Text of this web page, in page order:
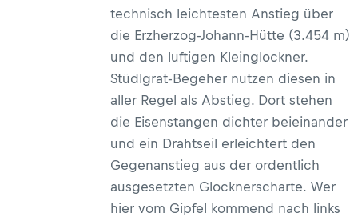
technisch leichtesten Anstieg über
die Erzherzog-Johann-Hütte (3.454 m)
und den luftigen Kleinglockner.
Stüdlgrat-Begeher nutzen diesen in
aller Regel als Abstieg. Dort stehen
die Eisenstangen dichter beieinander
und ein Drahtseil erleichtert den
Gegenanstieg aus der ordentlich
ausgesetzten Glocknerscharte. Wer
hier vom Gipfel kommend nach links